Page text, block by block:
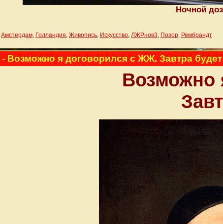
Ночной
Амстердам, Голландия, Живопись, Искусство, ЛЖРнов3, Позор, Рембрандт
- Возможно я договорился с ЖЖ. Завтра будет
Возможно